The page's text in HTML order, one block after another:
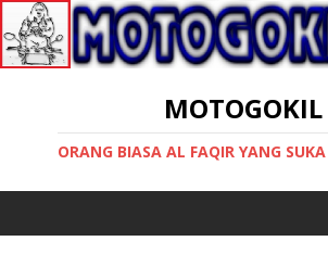
MOTOGOKIL
ORANG BIASA AL FAQIR YANG